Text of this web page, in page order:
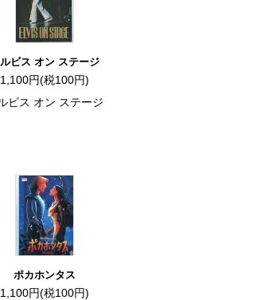
ビス オン ステージ
1,100円(税100円)
ビス オン ステージ
ポカホンタス
1,100円(税100円)